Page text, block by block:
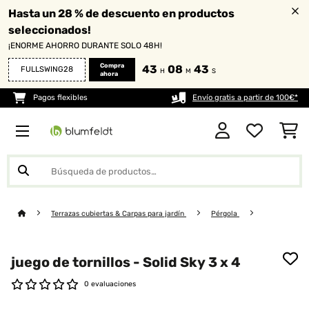
Hasta un 28 % de descuento en productos
seleccionados!
¡ENORME AHORRO DURANTE SOLO 48H!
FULLSWING28
Compra
ahora
43 H 08 M 43 S
Pagos flexibles Envío gratis a partir de 100€*
Terrazas cubiertas & Carpas para jardín Pérgola
juego de tornillos - Solid Sky 3 x 4
0 evaluaciones